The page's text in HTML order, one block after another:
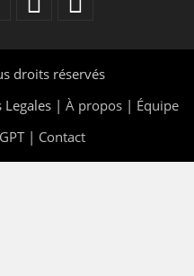
droits réservés
| À propos | Équipe
| Contact